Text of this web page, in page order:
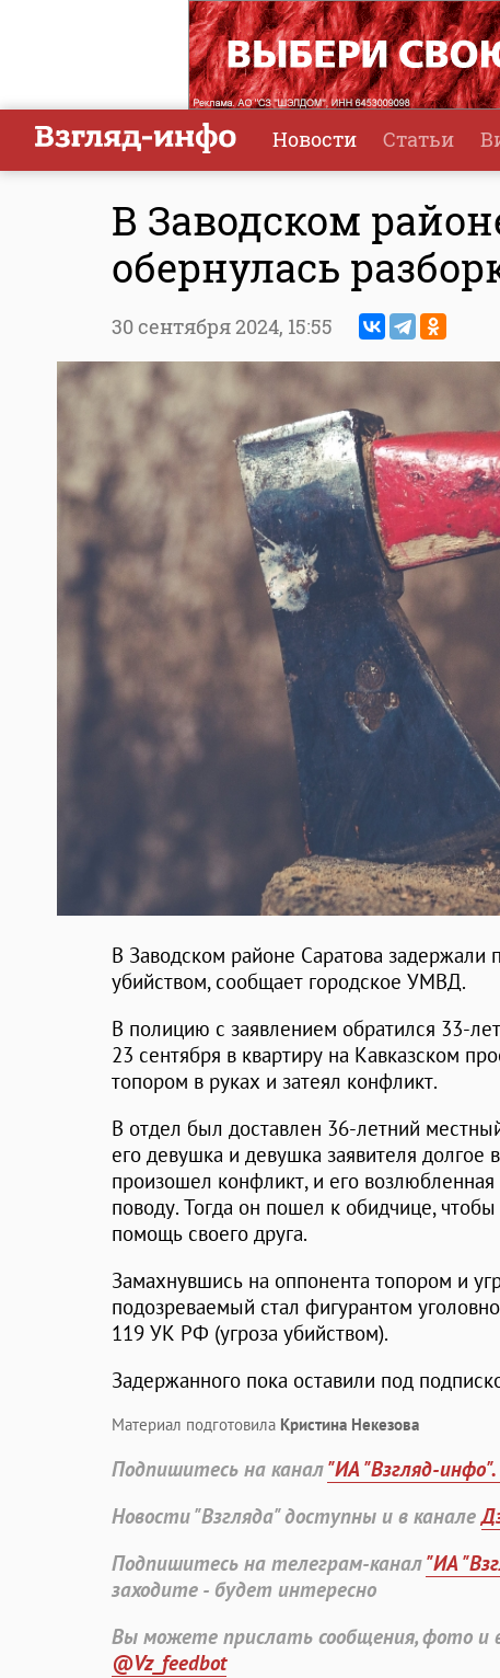
Новости Статьи
В Заводском
обернулась
30 сентября 2024, 15:55
В Заводском районе Саратова задержали
убийством, сообщает городское УМВД.
В полицию с заявлением обратился 33-
23 сентября в квартиру на Кавказском
топором в руках и затеял конфликт.
В отдел был доставлен 36-летний
его девушка и девушка заявителя
произошел конфликт, и его
поводу. Тогда он пошел к обидчице, чтобы
помощь своего друга.
Замахнувшись на оппонента топором и
подозреваемый стал фигурантом
119 УК РФ (угроза убийством).
Задержанного пока оставили под
Материал подготовила Кристина Некезова
Подпишитесь на канал"ИА "Взгляд-
Новости "Взгляда" доступны и в канале
Подпишитесь на телеграм-канал"ИА
заходите - будет интересно
Вы можете прислать сообщения, фото и
@Vz_feedbot